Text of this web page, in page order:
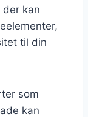
der kan
til din
som
kan